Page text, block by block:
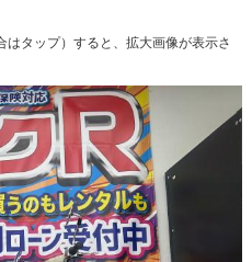
タップ）すると、拡大画像が表示さ